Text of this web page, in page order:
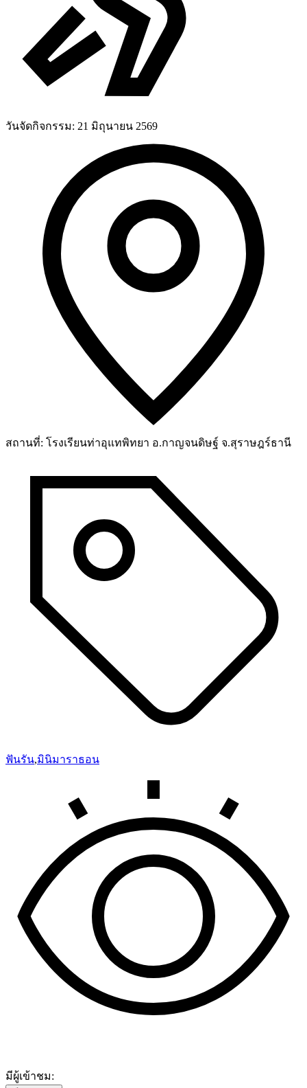
วันจัดกิจกรรม: 21 มิถุนายน 2569
สถานที่: โรงเรียนท่าอุแทพิทยา อ.กาญจนดิษฐ์ จ.สุราษฎร์ธานี
ฟันรัน,มินิมาราธอน
มีผู้เข้าชม: